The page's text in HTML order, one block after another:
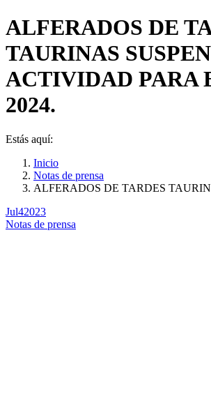
ALFERADOS DE
TAURINAS
ACTIVIDAD PARA
2024.
Estás aquí:
Inicio
Notas de prensa
ALFERADOS DE TARDES
Jul42023
Notas de prensa